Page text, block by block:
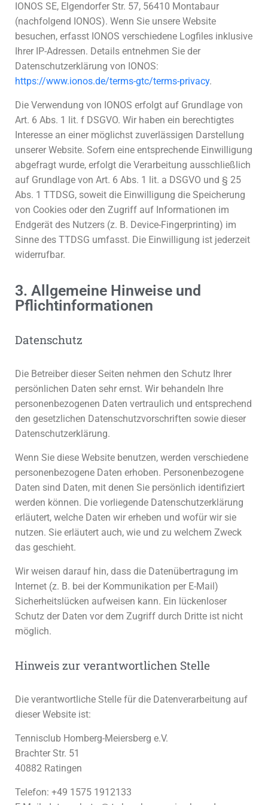
IONOS SE, Elgendorfer Str. 57, 56410 Montabaur
(nachfolgend IONOS). Wenn Sie unsere Website
besuchen, erfasst IONOS verschiedene Logfiles inklusive
Ihrer IP-Adressen. Details entnehmen Sie der
Datenschutzerklärung von IONOS:
https://www.ionos.de/terms-gtc/terms-privacy.
Die Verwendung von IONOS erfolgt auf Grundlage von
Art. 6 Abs. 1 lit. f DSGVO. Wir haben ein berechtigtes
Interesse an einer möglichst zuverlässigen Darstellung
unserer Website. Sofern eine entsprechende Einwilligung
abgefragt wurde, erfolgt die Verarbeitung ausschließlich
auf Grundlage von Art. 6 Abs. 1 lit. a DSGVO und § 25
Abs. 1 TTDSG, soweit die Einwilligung die Speicherung
von Cookies oder den Zugriff auf Informationen im
Endgerät des Nutzers (z. B. Device-Fingerprinting) im
Sinne des TTDSG umfasst. Die Einwilligung ist jederzeit
widerrufbar.
3. Allgemeine Hinweise und
Pflicht­informationen
Datenschutz
Die Betreiber dieser Seiten nehmen den Schutz Ihrer
persönlichen Daten sehr ernst. Wir behandeln Ihre
personenbezogenen Daten vertraulich und entsprechend
den gesetzlichen Datenschutzvorschriften sowie dieser
Datenschutzerklärung.
Wenn Sie diese Website benutzen, werden verschiedene
personenbezogene Daten erhoben. Personenbezogene
Daten sind Daten, mit denen Sie persönlich identifiziert
werden können. Die vorliegende Datenschutzerklärung
erläutert, welche Daten wir erheben und wofür wir sie
nutzen. Sie erläutert auch, wie und zu welchem Zweck
das geschieht.
Wir weisen darauf hin, dass die Datenübertragung im
Internet (z. B. bei der Kommunikation per E-Mail)
Sicherheitslücken aufweisen kann. Ein lückenloser
Schutz der Daten vor dem Zugriff durch Dritte ist nicht
möglich.
Hinweis zur verantwortlichen Stelle
Die verantwortliche Stelle für die Datenverarbeitung auf
dieser Website ist:
Tennisclub Homberg-Meiersberg e.V.
Brachter Str. 51
40882 Ratingen
Telefon: +49 1575 1912133